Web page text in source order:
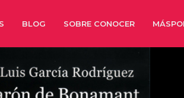
BLOG SOBRE CONOCER